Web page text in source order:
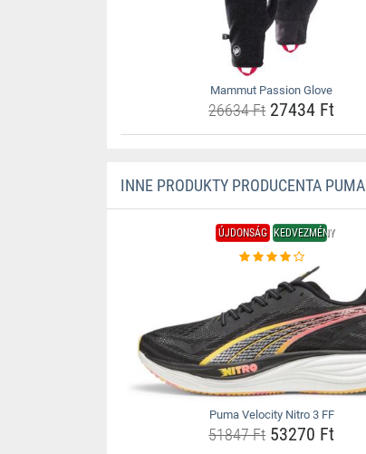
Mammut Passion Glove
26634 Ft27434 Ft
INNE PRODUKTY PRODUCENTA PUMA
ÚJDONSÁG KEDVEZMÉNY
Puma Velocity Nitro 3 FF
51847 Ft53270 Ft